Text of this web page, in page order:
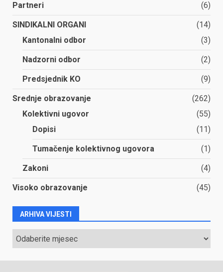
Partneri (6)
SINDIKALNI ORGANI
(14)
Kantonalni odbor
(3)
Nadzorni odbor (2)
Predsjednik KO (9)
Srednje obrazovanje
(262)
Kolektivni ugovor
(55)
Dopisi
(11)
Tumačenje kolektivnog ugovora (1)
Zakoni (4)
Visoko obrazovanje (45)
ARHIVA VIJESTI
ARHIVA
VIJESTI